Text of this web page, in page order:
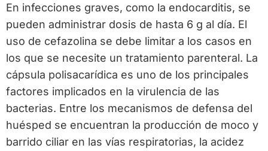
En infecciones graves, como la endocarditis, se
pueden administrar dosis de hasta 6 g al día. El
uso de cefazolina se debe limitar a los casos en
los que se necesite un tratamiento parenteral. La
cápsula polisacarídica es uno de los principales
factores implicados en la virulencia de las
bacterias. Entre los mecanismos de defensa del
huésped se encuentran la producción de moco y
barrido ciliar en las vías respiratorias, la acidez